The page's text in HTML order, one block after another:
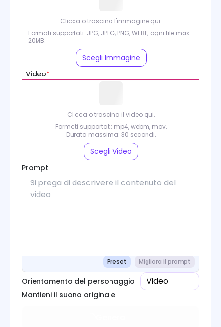
Clicca o trascina l'immagine qui.
Formati supportati: JPG, JPEG, PNG, WEBP; ogni file max
20MB.
Scegli Immagine
Video*
Clicca o trascina il video qui.
Formati supportati: mp4, webm, mov.
Durata massima: 30 secondi.
Scegli Video
Prompt
Preset Migliora il prompt
Orientamento del personaggio Video
Mantieni il suono originale